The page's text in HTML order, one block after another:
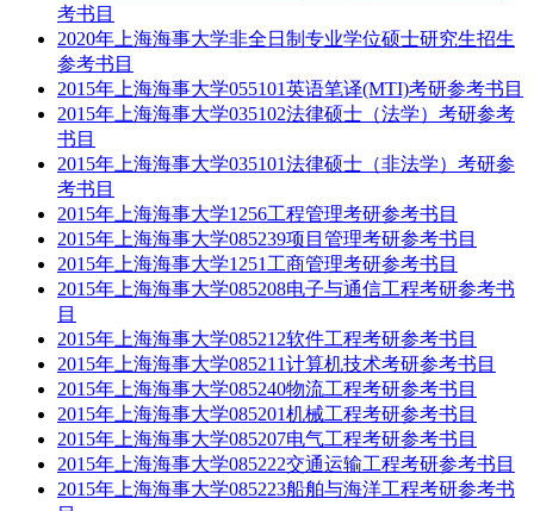
考书目
2020年上海海事大学非全日制专业学位硕士研究生招生
参考书目
2015年上海海事大学055101英语笔译(MTI)考研参考书目
2015年上海海事大学035102法律硕士（法学）考研参考
书目
2015年上海海事大学035101法律硕士（非法学）考研参
考书目
2015年上海海事大学1256工程管理考研参考书目
2015年上海海事大学085239项目管理考研参考书目
2015年上海海事大学1251工商管理考研参考书目
2015年上海海事大学085208电子与通信工程考研参考书
目
2015年上海海事大学085212软件工程考研参考书目
2015年上海海事大学085211计算机技术考研参考书目
2015年上海海事大学085240物流工程考研参考书目
2015年上海海事大学085201机械工程考研参考书目
2015年上海海事大学085207电气工程考研参考书目
2015年上海海事大学085222交通运输工程考研参考书目
2015年上海海事大学085223船舶与海洋工程考研参考书